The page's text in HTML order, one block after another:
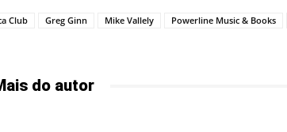
Club Greg Ginn Mike Vallely Powerline Music & Books
do autor